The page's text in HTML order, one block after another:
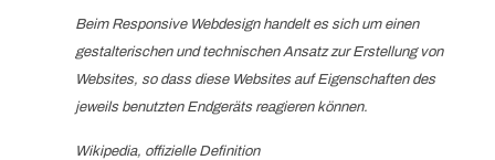
Beim Responsive Webdesign handelt es sich um einen
gestalterischen und technischen Ansatz zur Erstellung von
Websites, so dass diese Websites auf Eigenschaften des
jeweils benutzten Endgeräts reagieren können.
Wikipedia, offizielle Definition